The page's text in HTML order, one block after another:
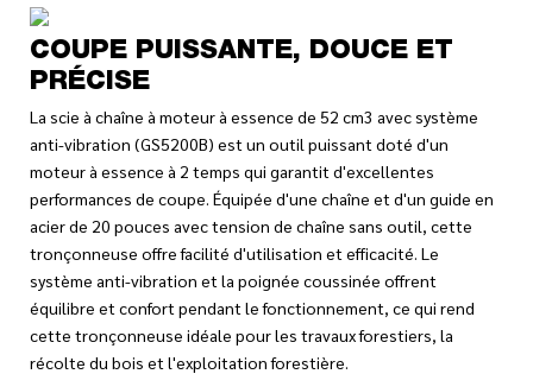
COUPE PUISSANTE, DOUCE ET
PRÉCISE
La scie à chaîne à moteur à essence de 52 cm3 avec système
anti-vibration (GS5200B) est un outil puissant doté d'un
moteur à essence à 2 temps qui garantit d'excellentes
performances de coupe. Équipée d'une chaîne et d'un guide en
acier de 20 pouces avec tension de chaîne sans outil, cette
tronçonneuse offre facilité d'utilisation et efficacité. Le
système anti-vibration et la poignée coussinée offrent
équilibre et confort pendant le fonctionnement, ce qui rend
cette tronçonneuse idéale pour les travaux forestiers, la
récolte du bois et l'exploitation forestière.